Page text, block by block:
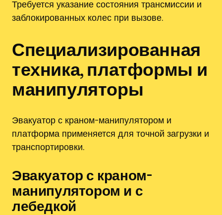
Требуется указание состояния трансмиссии и
заблокированных колес при вызове.
Специализированная
техника, платформы и
манипуляторы
Эвакуатор с краном-манипулятором и
платформа применяется для точной загрузки и
транспортировки.
Эвакуатор с краном-
манипулятором и с
лебедкой